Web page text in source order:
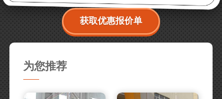
获取优惠报价单
为您推荐